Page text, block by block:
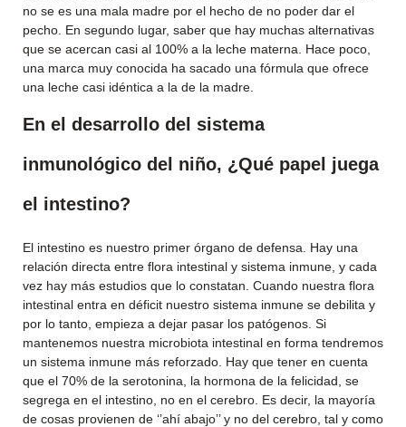
no se es una mala madre por el hecho de no poder dar el
pecho. En segundo lugar, saber que hay muchas alternativas
que se acercan casi al 100% a la leche materna. Hace poco,
una marca muy conocida ha sacado una fórmula que ofrece
una leche casi idéntica a la de la madre.
En el desarrollo del sistema
inmunológico del niño, ¿Qué papel juega
el intestino?
El intestino es nuestro primer órgano de defensa. Hay una
relación directa entre flora intestinal y sistema inmune, y cada
vez hay más estudios que lo constatan. Cuando nuestra flora
intestinal entra en déficit nuestro sistema inmune se debilita y
por lo tanto, empieza a dejar pasar los patógenos. Si
mantenemos nuestra microbiota intestinal en forma tendremos
un sistema inmune más reforzado. Hay que tener en cuenta
que el 70% de la serotonina, la hormona de la felicidad, se
segrega en el intestino, no en el cerebro. Es decir, la mayoría
de cosas provienen de ‘’ahí abajo’’ y no del cerebro, tal y como